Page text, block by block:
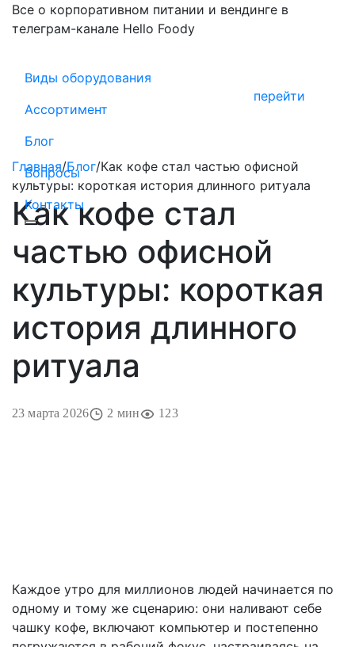
Все о корпоративном питании и вендинге в
телеграм-канале Hello Foody
перейти
Виды оборудования
Ассортимент
Блог
Вопросы
Контакты
Главная/Блог/Как кофе стал частью офисной
культуры: короткая история длинного ритуала
Как кофе стал
частью офисной
культуры: короткая
история длинного
ритуала
23 марта 2026 2 мин 123
Каждое утро для миллионов людей начинается по
одному и тому же сценарию: они наливают себе
чашку кофе, включают компьютер и постепенно